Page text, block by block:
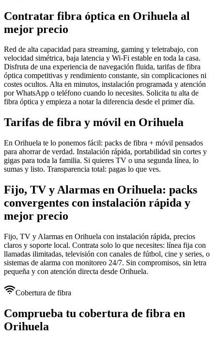
Contratar fibra óptica en Orihuela al
mejor precio
Red de alta capacidad para streaming, gaming y teletrabajo, con
velocidad simétrica, baja latencia y Wi-Fi estable en toda la casa.
Disfruta de una experiencia de navegación fluida, tarifas de fibra
óptica competitivas y rendimiento constante, sin complicaciones ni
costes ocultos. Alta en minutos, instalación programada y atención
por WhatsApp o teléfono cuando lo necesites. Solicita tu alta de
fibra óptica y empieza a notar la diferencia desde el primer día.
Tarifas de fibra y móvil en Orihuela
En Orihuela te lo ponemos fácil: packs de fibra + móvil pensados
para ahorrar de verdad. Instalación rápida, portabilidad sin cortes y
gigas para toda la familia. Si quieres TV o una segunda línea, lo
sumas y listo. Transparencia total: pagas lo que ves.
Fijo, TV y Alarmas en Orihuela: packs
convergentes con instalación rápida y
mejor precio
Fijo, TV y Alarmas en Orihuela con instalación rápida, precios
claros y soporte local. Contrata solo lo que necesites: línea fija con
llamadas ilimitadas, televisión con canales de fútbol, cine y series, o
sistemas de alarma con monitoreo 24/7. Sin compromisos, sin letra
pequeña y con atención directa desde Orihuela.
Cobertura de fibra
Comprueba tu cobertura de fibra en
Orihuela